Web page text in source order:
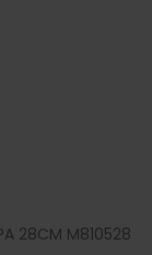
28CM M810528